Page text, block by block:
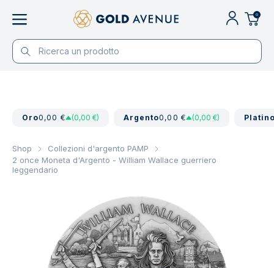
0
Oro0,00 € (0,00 €) Argento0,00 € (0,00 €)
Shop
Collezioni d'argento PAMP
2 once Moneta d'Argento - William Wallace guerriero
leggendario